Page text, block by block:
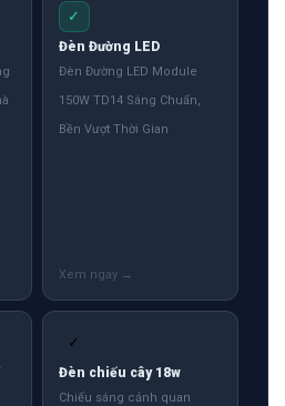
✓
Đèn Đường LED
Đèn Đường LED Module
150W TD14 Sáng Chuẩn,
Bền Vượt Thời Gian
✓
Đèn chiếu cây 18w
Chiếu sáng cảnh quan